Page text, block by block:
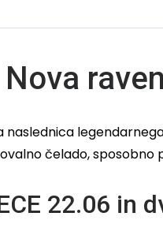
čelado,
22.06 in